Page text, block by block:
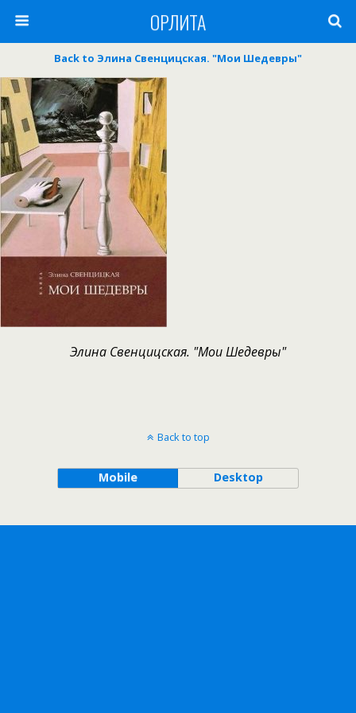
ОРЛИТА
Back to Элина Свенцицская. "Мои Шедевры"
Элина Свенцицская. "Мои Шедевры"
Back to top
Mobile Desktop